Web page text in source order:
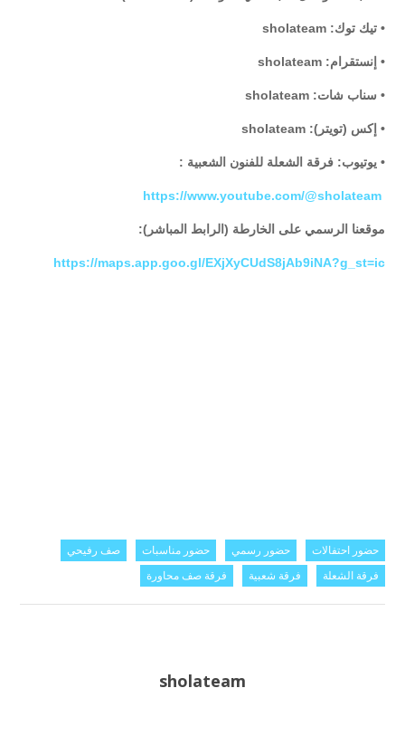
• تيك توك: sholateam
• إنستقرام: sholateam
• سناب شات: sholateam
• إكس (تويتر): sholateam
• يوتيوب: فرقة الشعلة للفنون الشعبية :
https://www.youtube.com/@sholateam
موقعنا الرسمي على الخارطة (الرابط المباشر):
https://maps.app.goo.gl/EXjXyCUdS8jAb9iNA?g_st=ic
حضور احتفالات حضور رسمي حضور مناسبات
صف رفيحي
فرقة الشعلة
فرقة شعبية فرقة صف محاورة
sholateam